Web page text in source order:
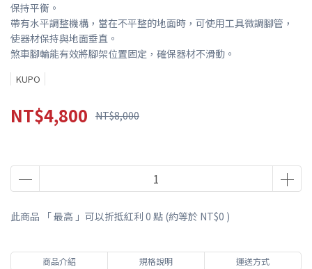
保持平衡。
帶有水平調整機構，當在不平整的地面時，可使用工具微調腳管，
使器材保持與地面垂直。
煞車腳輪能有效將腳架位置固定，確保器材不滑動。
KUPO
NT$4,800 NT$8,000
此商品 「 最高 」可以折抵紅利 0 點 (約等於 NT$0 )
商品介紹 規格說明 運送方式